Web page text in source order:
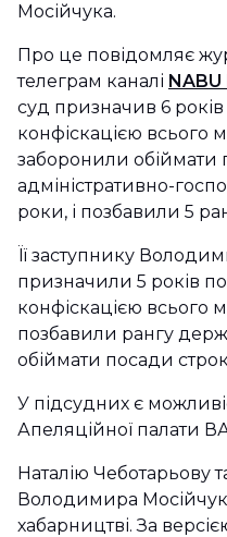
Мосійчука.
Про це повідомляє
телеграм каналі NABU
суд призначив 6
конфіскацією всього
заборонили обіймати
адміністративно-
роки, і позбавили 5
Її заступнику
призначили 5 років
конфіскацією всього
позбавили рангу
обіймати посади
У підсудних є
Апеляційної палати
Наталію Чеботарьову
Володимира
хабарництві. За